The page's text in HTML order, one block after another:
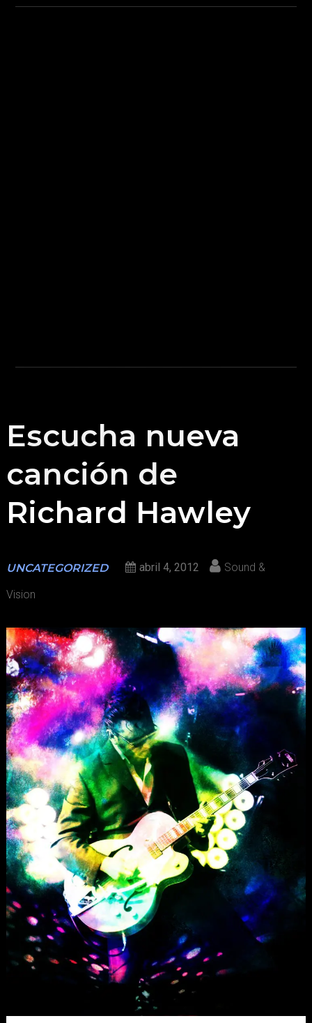
Escucha nueva
canción de
Richard Hawley
UNCATEGORIZED abril 4, 2012 Sound &
Vision